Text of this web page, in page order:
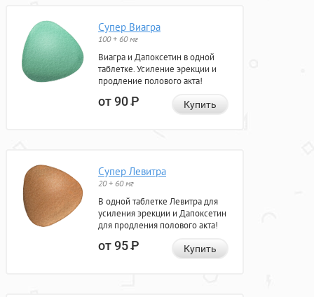
Супер Виагра
100 + 60 мг
Виагра и Дапоксетин в одной
таблетке. Усиление эрекции и
продление полового акта!
от 90Р Купить
Супер Левитра
20 + 60 мг
В одной таблетке Левитра для
усиления эрекции и Дапоксетин
для продления полового акта!
от 95Р Купить